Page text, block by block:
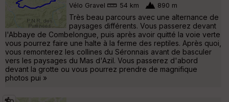
Vélo Gravel 54 km 890 m
Très beau parcours avec une alternance de
paysages différents. Vous passerez devant
l'Abbaye de Combelongue, puis après avoir quitté la voie verte
vous pourrez faire une halte à la ferme des reptiles. Après quoi,
vous remonterez les collines du Séronnais avant de basculer
vers les paysages du Mas d'Azil. Vous passerez d'abord
devant la grotte ou vous pourrez prendre de magnifique
photos pui »